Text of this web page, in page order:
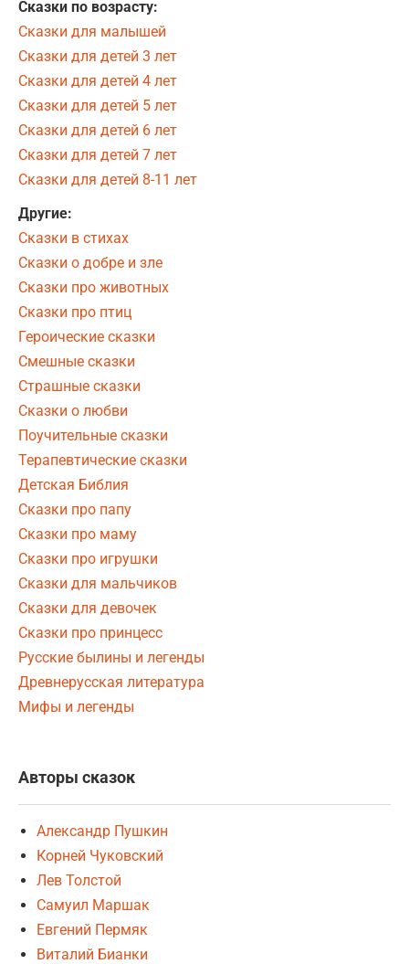
Сказки по возрасту:
Сказки для малышей
Сказки для детей 3 лет
Сказки для детей 4 лет
Сказки для детей 5 лет
Сказки для детей 6 лет
Сказки для детей 7 лет
Сказки для детей 8-11 лет
Другие:
Сказки в стихах
Сказки о добре и зле
Сказки про животных
Сказки про птиц
Героические сказки
Смешные сказки
Страшные сказки
Сказки о любви
Поучительные сказки
Терапевтические сказки
Детская Библия
Сказки про папу
Сказки про маму
Сказки про игрушки
Сказки для мальчиков
Сказки для девочек
Сказки про принцесс
Русские былины и легенды
Древнерусская литература
Мифы и легенды
Авторы сказок
Александр Пушкин
Корней Чуковский
Лев Толстой
Самуил Маршак
Евгений Пермяк
Виталий Бианки